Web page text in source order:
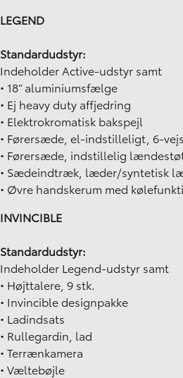
LEGEND
Standardudstyr:
Indeholder Active-udstyr samt
• 18” aluminiumsfælge
• Ej heavy duty affjedring
• Elektrokromatisk bakspejl
• Førersæde, el-indstilleligt, 6-vejs
• Førersæde, indstillelig
• Sædeindtræk, læder/syntetisk
• Øvre handskerum med
INVINCIBLE
Standardudstyr:
Indeholder Legend-udstyr samt
• Højttalere, 9 stk.
• Invincible designpakke
• Ladindsats
• Rullegardin, lad
• Terrænkamera
• Væltebøjle